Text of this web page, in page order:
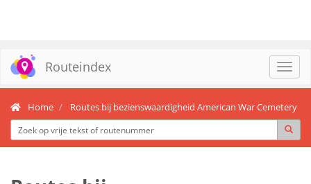
Routeindex
Home Routes bij bezienswaardigheid American War Cemetery